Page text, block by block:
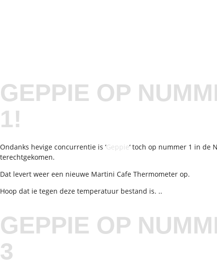
GEPPIE OP
1!
Ondanks hevige concurrentie is ‘Geppie‘ toch op nummer 1 in de
terechtgekomen.
Dat levert weer een nieuwe Martini Cafe Thermometer op.
Hoop dat ie tegen deze temperatuur bestand is. ..
GEPPIE OP
3